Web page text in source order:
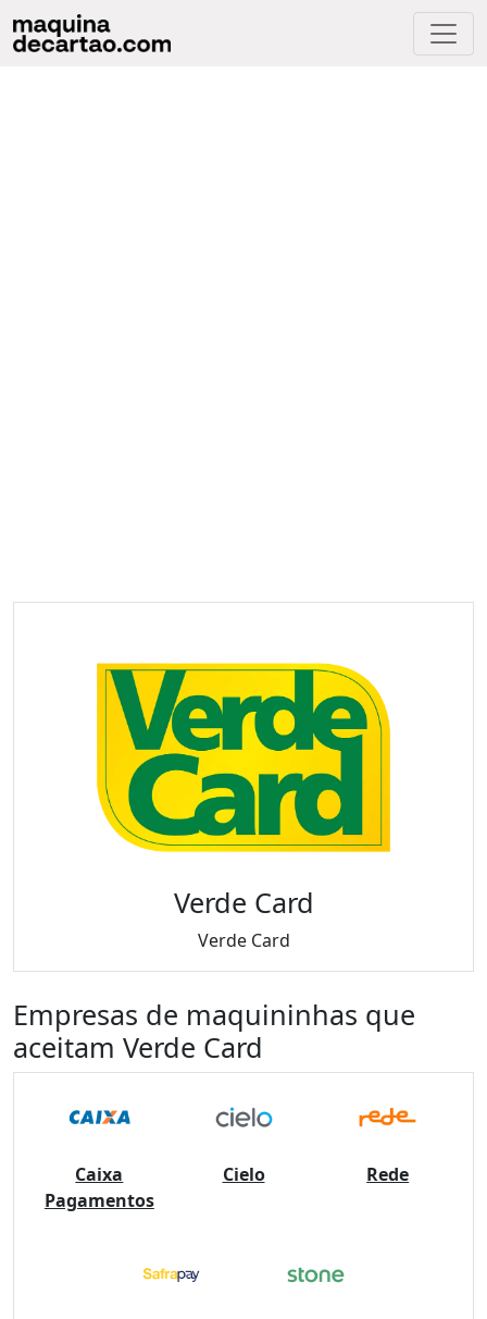
Verde Card
Verde Card
Empresas de maquininhas que
aceitam Verde Card
Caixa
Pagamentos
Cielo Rede